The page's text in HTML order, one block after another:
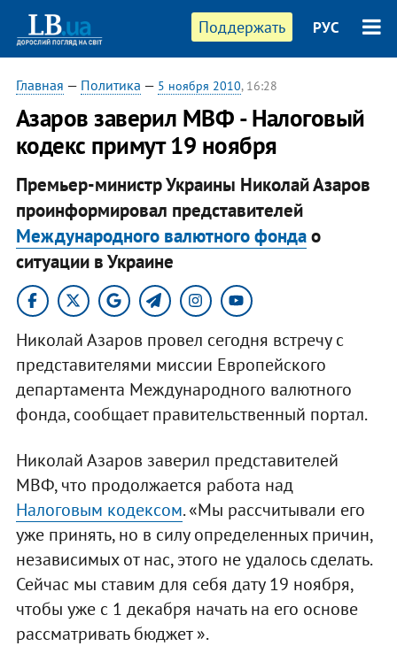
Поддержать РУС
Главная — Политика — 5 ноября 2010, 16:28
Азаров заверил МВФ - Налоговый
кодекс примут 19 ноября
Премьер-министр Украины Николай Азаров
проинформировал представителей
Международного валютного фондао
ситуации в Украине​
Николай Азаров провел сегодня встречу с
представителями миссии Европейского
департамента Международного валютного
фонда, сообщает правительственный портал.
Николай Азаров заверил представителей
МВФ, что продолжается работа над
Налоговым кодексом. «Мы рассчитывали его
уже принять, но в силу определенных причин,
независимых от нас, этого не удалось сделать.
Сейчас мы ставим для себя дату 19 ноября,
чтобы уже с 1 декабря начать на его основе
рассматривать бюджет ».